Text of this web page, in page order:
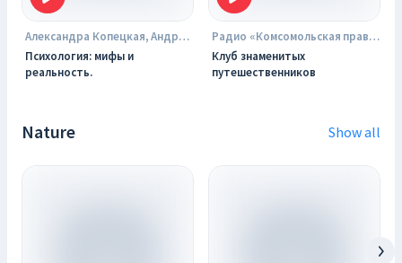
Александра Копецкая, Андрей Копецкий. Podster.fm
Психология: мифы и
реальность.
Радио «Комсомольская правда»
Клуб знаменитых
путешественников
Nature Show all